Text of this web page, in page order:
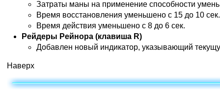
Затраты маны на применение способности
Время восстановления уменьшено с 15 до 10 сек.
Время действия уменьшено с 8 до 6 сек.
Рейдеры Рейнора (клавиша R)
Добавлен новый индикатор, указывающий
Наверх